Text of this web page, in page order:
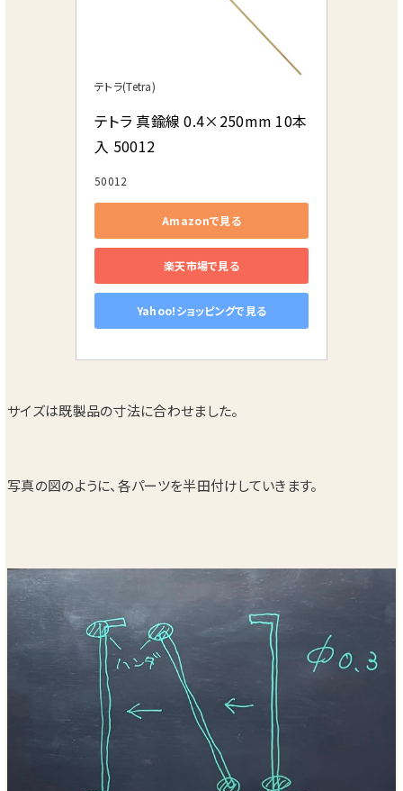
テトラ(Tetra)
テトラ 真鍮線 0.4×250mm 10本
入 50012
50012
Amazonで見る
楽天市場で見る
Yahoo!ショッピングで見る
サイズは既製品の寸法に合わせました。
写真の図のように、各パーツを半田付けしていきます。